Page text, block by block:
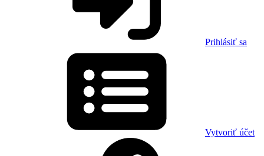
Prihlásiť sa
Vytvoriť účet